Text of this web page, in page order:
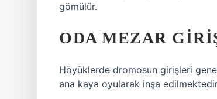
gömülür.
ODA MEZAR
Höyüklerde dromosun girişleri
ana kaya oyularak inşa